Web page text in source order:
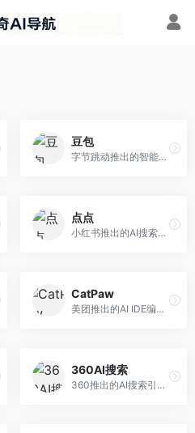
豆包
字节跳动推出的智能对话助手平台，提供文本创作、知识问答、英语学习等多种AI服务。面向普通用户和内容创作者，支持多轮对话和文件解析，免费使用，响应速度快，中文理解能力强。
点点
小红书推出的AI搜索应用，专注于生活方式内容搜索。面向小红书用户，提供生活攻略、消费决策、内容推荐等服务，生活方式内容丰富。
CatPaw
美团推出的AI IDE编程工具，专注于本地开发生态。面向开发者，提供智能代码补全、代码生成、项目管理等服务，本地开发体验好。
360AI搜索
360推出的AI搜索引擎，专注于安全智能搜索。面向普通用户，提供智能问答、网页搜索、内容整理等服务，安全防护能力强。